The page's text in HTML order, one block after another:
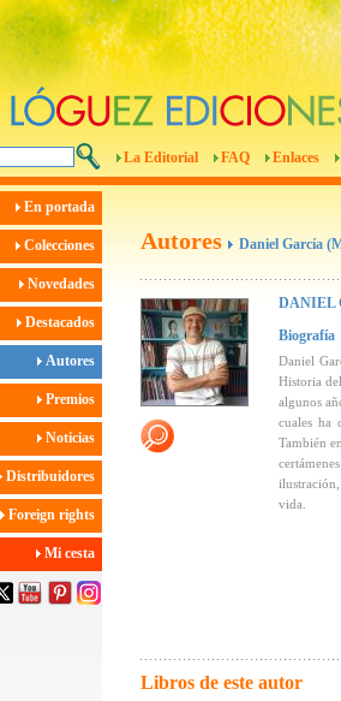
La Editorial FAQ Enlaces
En portada
Colecciones
Novedades
Destacados
Autores
Premios
Noticias
Distribuidores
Foreign rights
Mi cesta
Autores Daniel García
DANIEL
Biografía
Daniel
Historia
algunos
cuales ha
También
vida.
Libros de este autor